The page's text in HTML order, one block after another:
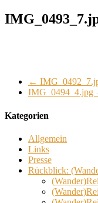
←
IMG_0494_4.jpg
Kategorien
Allgemein
Links
Presse
Rückblick: